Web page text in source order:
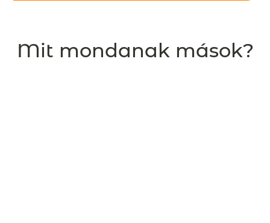
Mit mondanak mások?